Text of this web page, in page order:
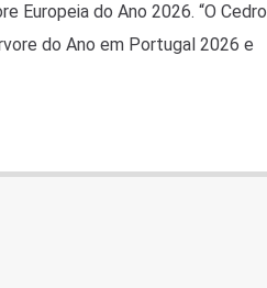
Europeia do Ano 2026. “O Cedro
do Ano em Portugal 2026 e